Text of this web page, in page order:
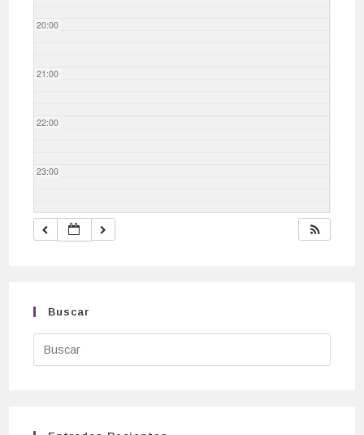
20:00
21:00
22:00
23:00
Buscar